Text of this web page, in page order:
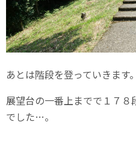
あとは階段を登っていきます。
展望台の一番上までで１７
でした…。